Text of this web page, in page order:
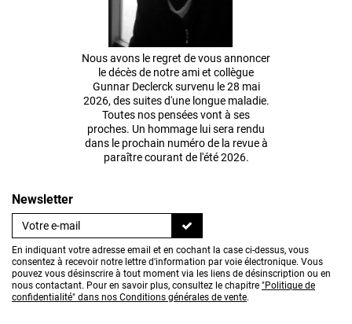
Nous avons le regret de vous annoncer
le décès de notre ami et collègue
Gunnar Declerck survenu le 28 mai
2026, des suites d'une longue maladie.
Toutes nos pensées vont à ses
proches. Un hommage lui sera rendu
dans le prochain numéro de la revue à
paraître courant de l'été 2026.
Newsletter
En indiquant votre adresse email et en cochant la case ci-dessus, vous
consentez à recevoir notre lettre d'information par voie électronique. Vous
pouvez vous désinscrire à tout moment via les liens de désinscription ou en
nous contactant. Pour en savoir plus, consultez le chapitre "Politique de
confidentialité" dans nos Conditions générales de vente.